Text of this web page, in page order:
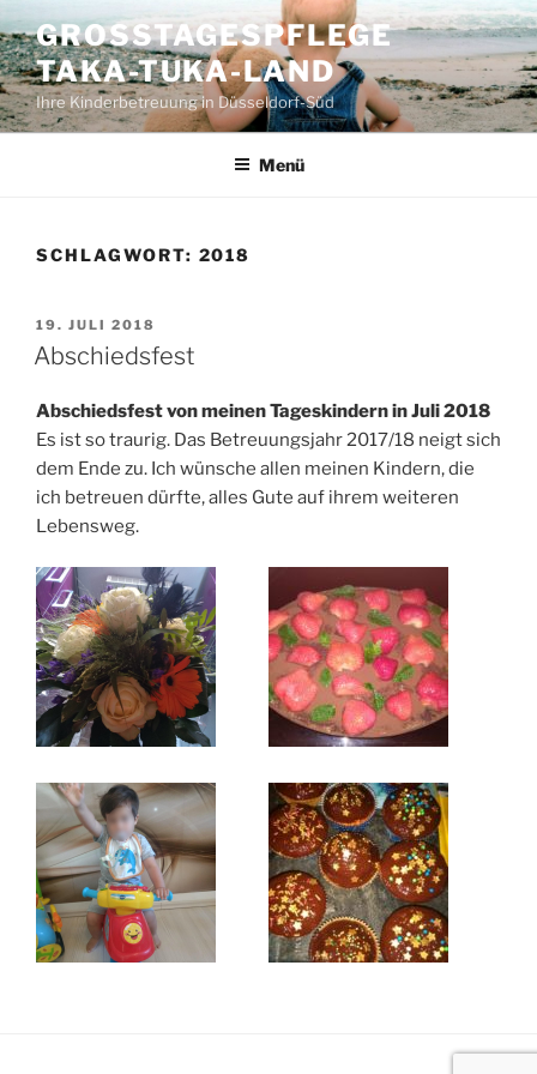
Inhalt
springen
GROSSTAGESPFLEGE T
AKA-TUKA-LAND
Ihre Kinderbetreuung in Düsseldorf-Süd
Menü
SCHLAGWORT: 2018
VERÖFFENTLICHT
AM
19. JULI 2018
Abschiedsfest
Abschiedsfest von meinen Tageskindern in Juli 2018
Es ist so traurig. Das Betreuungsjahr 2017/18 neigt sich
dem Ende zu. Ich wünsche allen meinen Kindern, die
ich betreuen dürfte, alles Gute auf ihrem weiteren
Lebensweg.